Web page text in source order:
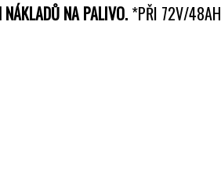
NA PALIVO. *PŘI 72V/48AH